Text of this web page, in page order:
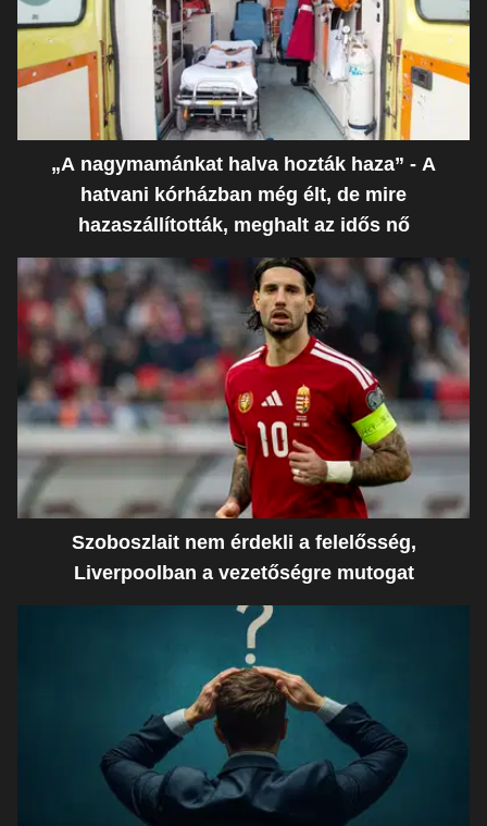
„A nagymamánkat halva hozták haza” - A
hatvani kórházban még élt, de mire
hazaszállították, meghalt az idős nő
Szoboszlait nem érdekli a felelősség,
Liverpoolban a vezetőségre mutogat